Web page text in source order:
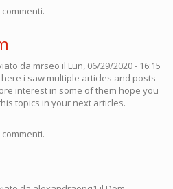
da mrseo il Lun, 06/29/2020 - 16:15
i saw multiple articles and posts
interest in some of them hope you
topics in your next articles.